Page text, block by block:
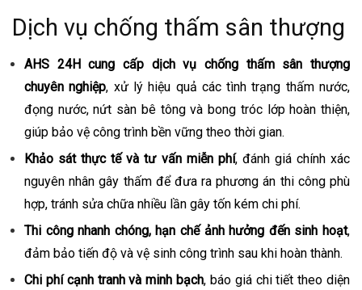
Dịch vụ chống thấm sân thượng
AHS 24H cung cấp dịch vụ chống thấm sân thượng
chuyên nghiệp, xử lý hiệu quả các tình trạng thấm nước,
đọng nước, nứt sàn bê tông và bong tróc lớp hoàn thiện,
giúp bảo vệ công trình bền vững theo thời gian.
Khảo sát thực tế và tư vấn miễn phí, đánh giá chính xác
nguyên nhân gây thấm để đưa ra phương án thi công phù
hợp, tránh sửa chữa nhiều lần gây tốn kém chi phí.
Thi công nhanh chóng, hạn chế ảnh hưởng đến sinh hoạt,
đảm bảo tiến độ và vệ sinh công trình sau khi hoàn thành.
Chi phí cạnh tranh và minh bạch, báo giá chi tiết theo diện